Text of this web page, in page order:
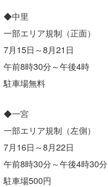
◆中里
一部エリア規制（正面）
7月15日～8月21日
午前8時30分～午後4時
駐車場無料
◆一宮
一部エリア規制（左側）
7月16日～8月22日
午前8時30分～午後4時30分
駐車場500円